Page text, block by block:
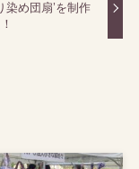
染め団扇’を制作